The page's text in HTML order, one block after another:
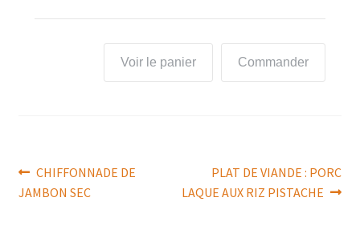
Commander
Voir le panier
Navigation
de
Article
précédent :
CHIFFONNADE DE
JAMBON SEC
Article
suivant :
PLAT DE VIANDE : PORC
LAQUE AUX RIZ PISTACHE